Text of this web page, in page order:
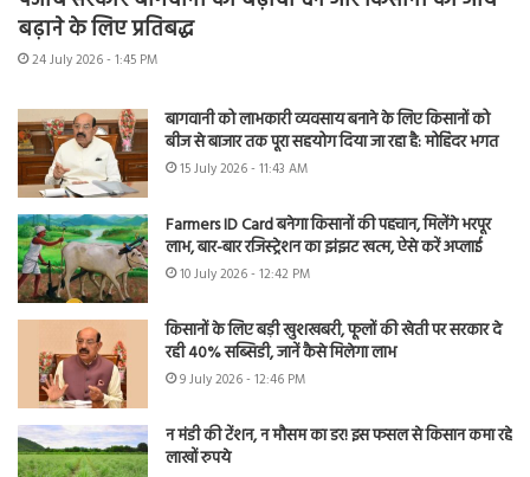
बढ़ाने के लिए प्रतिबद्ध
24 July 2026 - 1:45 PM
बागवानी को लाभकारी व्यवसाय बनाने के लिए किसानों को
बीज से बाजार तक पूरा सहयोग दिया जा रहा है: मोहिंदर भगत
15 July 2026 - 11:43 AM
Farmers ID Card बनेगा किसानों की पहचान, मिलेंगे भरपूर
लाभ, बार-बार रजिस्ट्रेशन का झंझट खत्म, ऐसे करें अप्लाई
10 July 2026 - 12:42 PM
किसानों के लिए बड़ी खुशखबरी, फूलों की खेती पर सरकार दे
रही 40% सब्सिडी, जानें कैसे मिलेगा लाभ
9 July 2026 - 12:46 PM
न मंडी की टेंशन, न मौसम का डर! इस फसल से किसान कमा रहे
लाखों रुपये